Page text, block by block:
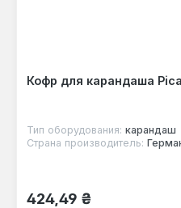
Кофр для карандаша
Тип оборудования: карандаш
Страна производитель:
Обычная цена:
424,49 ₴